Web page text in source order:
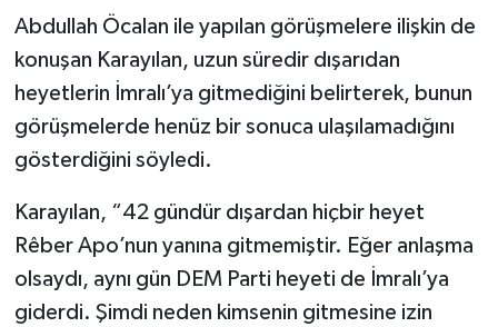
Abdullah Öcalan ile yapılan görüşmelere ilişkin de
konuşan Karayılan, uzun süredir dışarıdan
heyetlerin İmralı’ya gitmediğini belirterek, bunun
görüşmelerde henüz bir sonuca ulaşılamadığını
gösterdiğini söyledi.
Karayılan, “42 gündür dışardan hiçbir heyet
Rêber Apo’nun yanına gitmemiştir. Eğer anlaşma
olsaydı, aynı gün DEM Parti heyeti de İmralı’ya
giderdi. Şimdi neden kimsenin gitmesine izin